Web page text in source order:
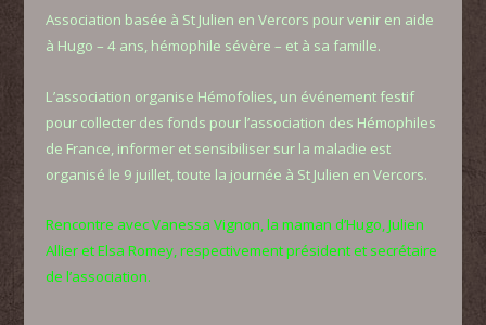
Association basée à St Julien en Vercors pour venir en aide
à Hugo – 4 ans, hémophile sévère – et à sa famille.
L’association organise Hémofolies, un événement festif
pour collecter des fonds pour l’association des Hémophiles
de France, informer et sensibiliser sur la maladie est
organisé le 9 juillet, toute la journée à St Julien en Vercors.
Rencontre avec Vanessa Vignon, la maman d’Hugo, Julien
Allier et Elsa Romey, respectivement président et secrétaire
de l’association.